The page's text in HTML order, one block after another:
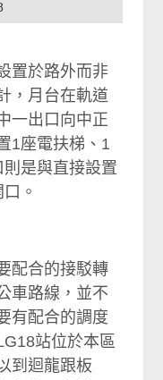
置於路外而非
，月台在軌道
一出口向中正
1座電扶梯、1
是與直接設置
。
配合的接駁轉
車路線，並不
有配合的調度
站位於本區
到迴龍跟板